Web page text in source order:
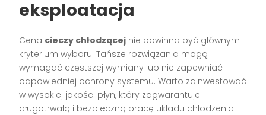
eksploatacja
Cena cieczy chłodzącej nie powinna być głównym
kryterium wyboru. Tańsze rozwiązania mogą
wymagać częstszej wymiany lub nie zapewniać
odpowiedniej ochrony systemu. Warto zainwestować
w wysokiej jakości płyn, który zagwarantuje
długotrwałą i bezpieczną pracę układu chłodzenia